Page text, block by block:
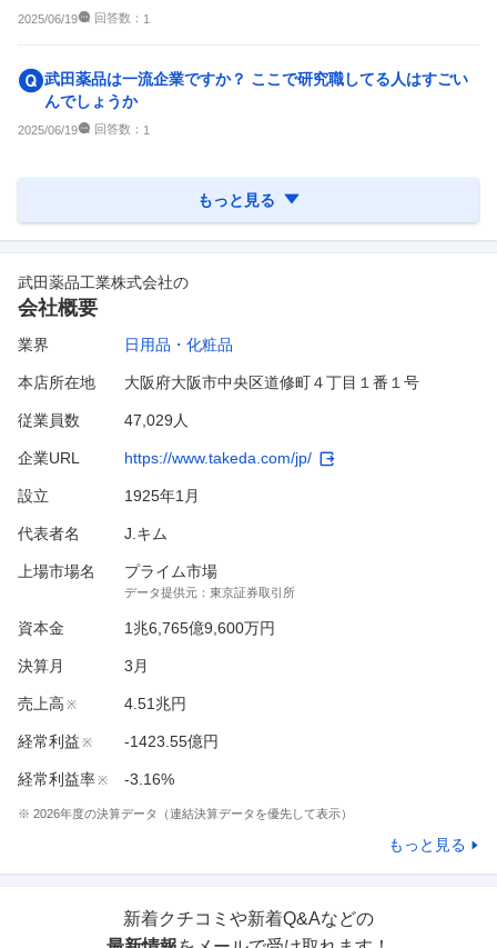
2025/06/19 回答数： 1
武田薬品は一流企業ですか？ ここで研究職してる人はすごい
んでしょうか
2025/06/19 回答数： 1
もっと見る
武田薬品工業株式会社の
会社概要
業界 日用品・化粧品
本店所在地 大阪府大阪市中央区道修町４丁目１番１号
従業員数 47,029人
企業URL https://www.takeda.com/jp/
設立 1925年1月
代表者名 J.キム
上場市場名 プライム市場
データ提供元： 東京証券取引所
資本金 1兆6,765億9,600万円
決算月 3 月
売上高 ※ 4.51兆円
経常利益 ※ -1423.55億円
経常利益率※ -3.16%
※ 2026年度の決算データ（連結決算データを優先して表示）
もっと見る
新着クチコミや新着Q&Aなどの